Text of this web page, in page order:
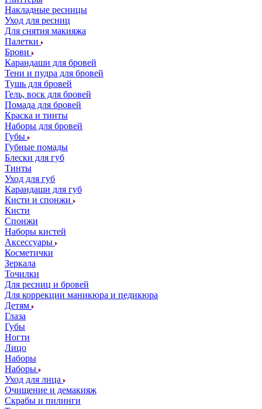
Накладные ресницы
Уход для ресниц
Для снятия макияжа
Палетки
Брови
Карандаши для бровей
Тени и пудра для бровей
Тушь для бровей
Гель, воск для бровей
Помада для бровей
Краска и тинты
Наборы для бровей
Губы
Губные помады
Блески для губ
Тинты
Уход для губ
Карандаши для губ
Кисти и спонжи
Кисти
Спонжи
Наборы кистей
Аксессуары
Косметички
Зеркала
Точилки
Для ресниц и бровей
Для коррекции маникюра и педикюра
Детям
Глаза
Губы
Ногти
Лицо
Наборы
Наборы
Уход для лица
Очищение и демакияж
Скрабы и пилинги